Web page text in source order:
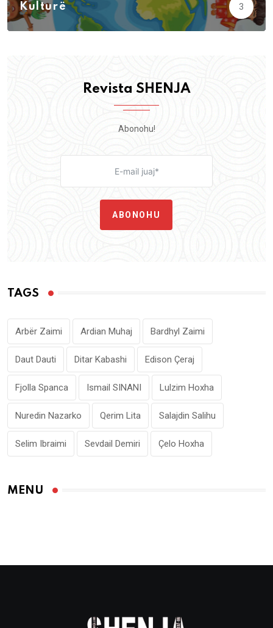
Kulturë 3
Revista SHENJA
Abonohu!
ABONOHU
TAGS
Arbër Zaimi Ardian Muhaj Bardhyl Zaimi
Daut Dauti Ditar Kabashi Edison Çeraj
Fjolla Spanca Ismail SINANI Lulzim Hoxha
Nuredin Nazarko Qerim Lita Salajdin Salihu
Selim Ibraimi Sevdail Demiri Çelo Hoxha
MENU